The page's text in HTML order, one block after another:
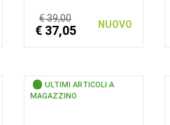
€ 39,00
€ 37,05 NUOVO
ULTIMI ARTICOLI A
MAGAZZINO